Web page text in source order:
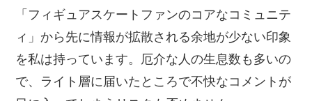
「フィギュアスケートファンのコアなコミュニテ
ィ」から先に情報が拡散される余地が少ない印象
を私は持っています。厄介な人の生息数も多いの
で、ライト層に届いたところで不快なコメントが